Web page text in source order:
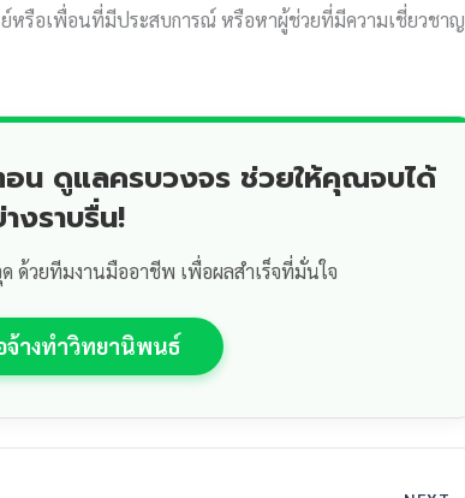
ย์หรือเพื่อนที่มีประสบการณ์ หรือหาผู้ช่วยที่มีความเชี่ยวชาญ
น ดูแลครบวงจร ช่วยให้คุณจบได้
งราบรื่น!
ด้วยทีมงานมืออาชีพ เพื่อผลสำเร็จที่มั่นใจ
จ้างทำวิทยานิพนธ์